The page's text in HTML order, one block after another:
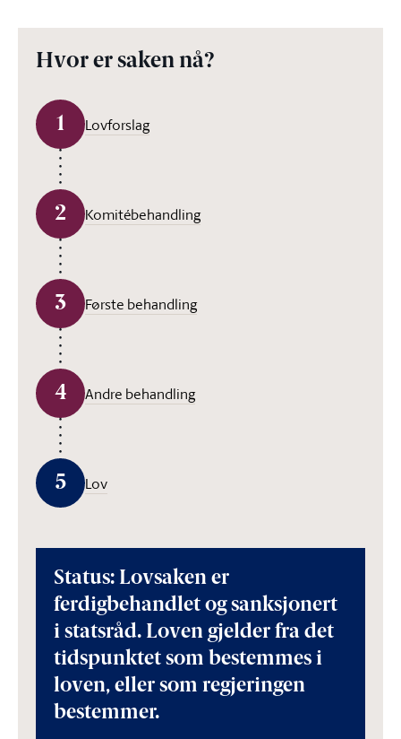
Hvor er saken nå?
1 Lovforslag
2 Komitébehandling
3 Første behandling
4 Andre behandling
5 Lov
Status: Lovsaken er
ferdigbehandlet og sanksjonert
i statsråd. Loven gjelder fra det
tidspunktet som bestemmes i
loven, eller som regjeringen
bestemmer.